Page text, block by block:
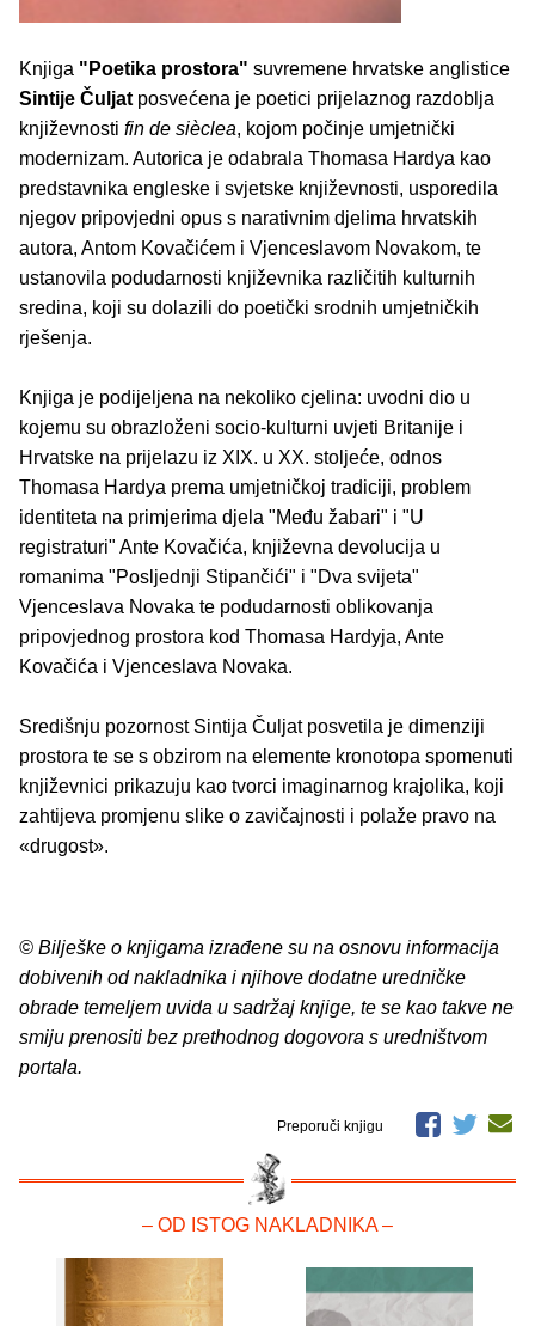
Knjiga "Poetika prostora" suvremene hrvatske anglistice
Sintije Čuljat posvećena je poetici prijelaznog razdoblja
književnosti fin de sièclea, kojom počinje umjetnički
modernizam. Autorica je odabrala Thomasa Hardya kao
predstavnika engleske i svjetske književnosti, usporedila
njegov pripovjedni opus s narativnim djelima hrvatskih
autora, Antom Kovačićem i Vjenceslavom Novakom, te
ustanovila podudarnosti književnika različitih kulturnih
sredina, koji su dolazili do poetički srodnih umjetničkih
rješenja.
Knjiga je podijeljena na nekoliko cjelina: uvodni dio u
kojemu su obrazloženi socio-kulturni uvjeti Britanije i
Hrvatske na prijelazu iz XIX. u XX. stoljeće, odnos
Thomasa Hardya prema umjetničkoj tradiciji, problem
identiteta na primjerima djela "Među žabari" i "U
registraturi" Ante Kovačića, književna devolucija u
romanima "Posljednji Stipančići" i "Dva svijeta"
Vjenceslava Novaka te podudarnosti oblikovanja
pripovjednog prostora kod Thomasa Hardyja, Ante
Kovačića i Vjenceslava Novaka.
Središnju pozornost Sintija Čuljat posvetila je dimenziji
prostora te se s obzirom na elemente kronotopa spomenuti
književnici prikazuju kao tvorci imaginarnog krajolika, koji
zahtijeva promjenu slike o zavičajnosti i polaže pravo na
«drugost».
© Bilješke o knjigama izrađene su na osnovu informacija
dobivenih od nakladnika i njihove dodatne uredničke
obrade temeljem uvida u sadržaj knjige, te se kao takve ne
smiju prenositi bez prethodnog dogovora s uredništvom
portala.
Preporuči knjigu
– OD ISTOG NAKLADNIKA –